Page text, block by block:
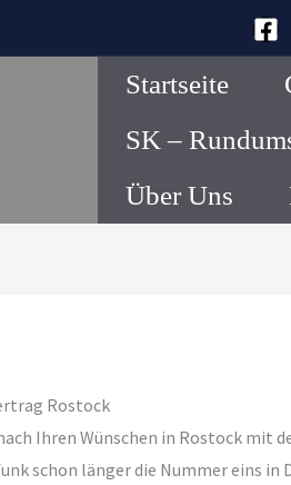
Startseite
SK –
Über Uns
Rostock
Ihren Wünschen in Rostock mit
schon länger die Nummer eins